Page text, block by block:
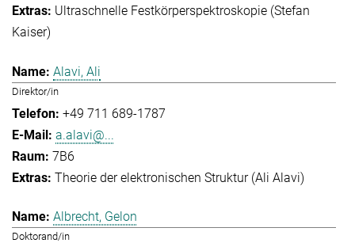
Ultraschnelle Festkörperspektroskopie (Stefan
Kaiser)
Alavi, Ali
Direktor/in
+49 711 689-1787
a.alavi@...
7B6
Theorie der elektronischen Struktur (Ali Alavi)
Albrecht, Gelon
Doktorand/in